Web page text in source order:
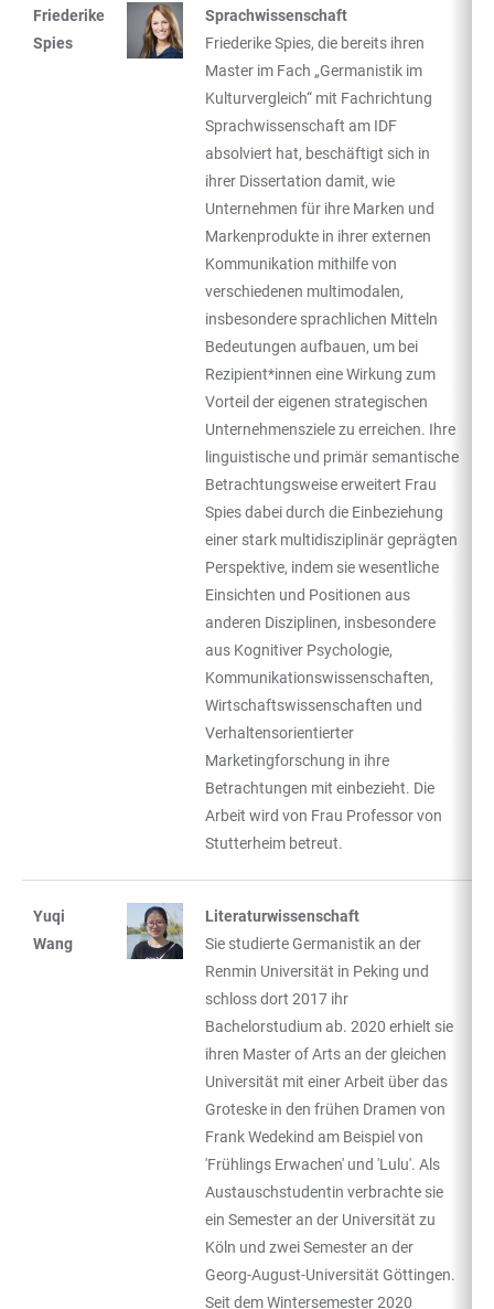
Friederike
Spies
Sprachwissenschaft
Friederike Spies, die bereits ihren
Master im Fach „Germanistik im
Kulturvergleich“ mit Fachrichtung
Sprachwissenschaft am IDF
absolviert hat, beschäftigt sich in
ihrer Dissertation damit, wie
Unternehmen für ihre Marken und
Markenprodukte in ihrer externen
Kommunikation mithilfe von
verschiedenen multimodalen,
insbesondere sprachlichen Mitteln
Bedeutungen aufbauen, um bei
Rezipient*innen eine Wirkung zum
Vorteil der eigenen strategischen
Unternehmensziele zu erreichen. Ihre
linguistische und primär semantische
Betrachtungsweise erweitert Frau
Spies dabei durch die Einbeziehung
einer stark multidisziplinär geprägten
Perspektive, indem sie wesentliche
Einsichten und Positionen aus
anderen Disziplinen, insbesondere
aus Kognitiver Psychologie,
Kommunikationswissenschaften,
Wirtschaftswissenschaften und
Verhaltensorientierter
Marketingforschung in ihre
Betrachtungen mit einbezieht. Die
Arbeit wird von Frau Professor von
Stutterheim betreut.
Yuqi
Wang
Literaturwissenschaft
Sie studierte Germanistik an der
Renmin Universität in Peking und
schloss dort 2017 ihr
Bachelorstudium ab. 2020 erhielt sie
ihren Master of Arts an der gleichen
Universität mit einer Arbeit über das
Groteske in den frühen Dramen von
Frank Wedekind am Beispiel von
'Frühlings Erwachen' und 'Lulu'. Als
Austauschstudentin verbrachte sie
ein Semester an der Universität zu
Köln und zwei Semester an der
Georg-August-Universität Göttingen.
Seit dem Wintersemester 2020